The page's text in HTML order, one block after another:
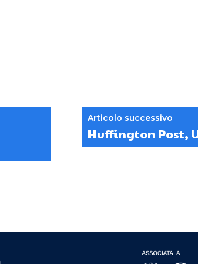
Articolo successivo
Huffington Post,